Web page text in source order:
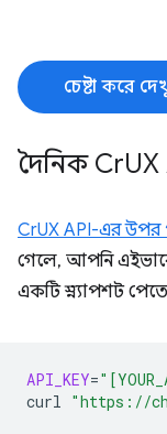
চেষ্টা করে
দৈনিক Cr
CrUX API-এর উপর
গেলে, আপনি এইভাবে
একটি স্ন্যাপশট
API_KEY=
curl "https://